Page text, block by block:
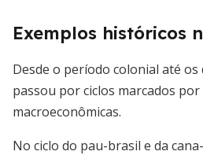
Exemplos históricos
Desde o período colonial até os
passou por ciclos marcados
macroeconômicas.
No ciclo do pau-brasil e da